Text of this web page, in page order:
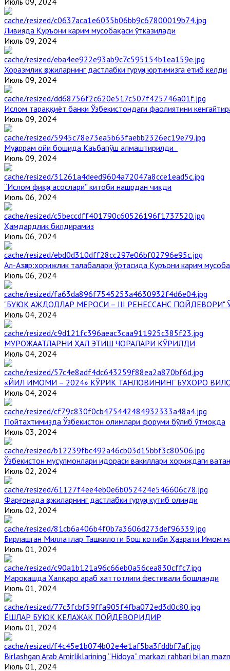
Ливияда Қуръони карим мусобақаси ўтказилади
Июль 09, 2024
Хоразмлик ҳожиларнинг дастлабки гуруҳи юртимизга етиб келди
Июль 09, 2024
Ислом тараққиёт банки Ўзбекистондаги фаолиятини
Июль 09, 2024
Муҳаррам ойи бошида Каъбапўш алмаштирилди
Июль 09, 2024
“Ислом фиқҳи асослари” китоби нашрдан чиқди
Июль 06, 2024
Ҳамдардлик билдирамиз
Июль 06, 2024
Aл-Aзҳар:хорижлик талабалари ўртасида Қуръони карим
Июль 06, 2024
"БУЮК АЖДОДЛАР МЕРОСИ – III РЕНЕССАНС
Июль 04, 2024
МУРОЖААТЛАРНИ ҲАЛ ЭТИШ ЧОРАЛАРИ КЎРИЛДИ
Июль 04, 2024
«ЙИЛ ИМОМИ – 2024» КЎРИК ТАНЛОВИНИНГ БУХОРО
Июль 04, 2024
Пойтахтимизда Ўзбекистон олимлари форуми бўлиб ўтмоқда
Июль 03, 2024
Ўзбекистон мусулмонлари идораси вакиллари хориждаги
Июль 02, 2024
Фарғонада ҳожиларнинг дастлабки гуруҳи кутиб олинди
Июль 02, 2024
Бирлашган Миллатлар Ташкилоти Бош котиби Ҳазрати Имом
Июль 01, 2024
Марокашда Халқаро араб хаттотлиги фестивали бошланди
Июль 01, 2024
ЁШЛАР БУЮК КЕЛАЖАК ПОЙДЕВОРИДИР
Июль 01, 2024
Birlashgan Arab Amirliklarining “Hidoya” markazi rahbari bilan
Июль 01, 2024